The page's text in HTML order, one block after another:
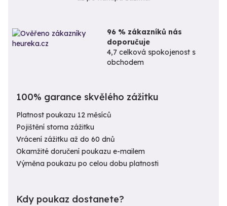
96 % zákazníků nás
doporučuje
4,7 celková spokojenost s
obchodem
100% garance skvělého zážitku
Platnost poukazu 12 měsíců
Pojištění storna zážitku
Vrácení zážitku až do 60 dnů
Okamžité doručení poukazu e-mailem
Výměna poukazu po celou dobu platnosti
Kdy poukaz dostanete?